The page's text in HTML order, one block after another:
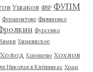
Ушаков ФВР ФУПМ
Ферапонтово Филипенко
Фурсенко
Химкинское
Холод Хорошево Хохлов
Николая в Клённиках Храм